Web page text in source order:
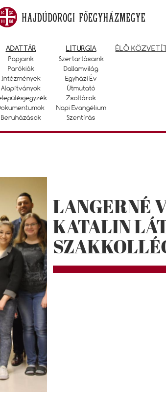
ADATTÁR
Papjaink
Parókiák
Intézmények
Alapítványok
Beruházások
LITURGIA
Szertartásaink
Dallamvilág
Egyházi Év
Útmutató
Zsoltárok
Napi Evangélium
Szentírás
ÉLŐ
LANGERNÉ
KATALIN